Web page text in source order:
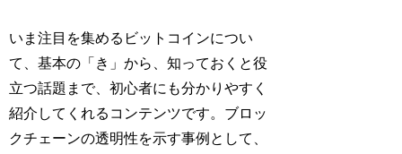
いま注目を集めるビットコインについ
て、基本の「き」から、知っておくと役
立つ話題まで、初心者にも分かりやすく
紹介してくれるコンテンツです。ブロッ
クチェーンの透明性を示す事例として、